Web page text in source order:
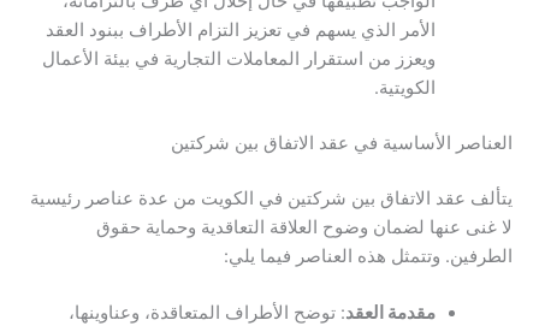
الأمر الذي يسهم في تعزيز التزام الأطراف ببنود العقد
ويعزز من استقرار المعاملات التجارية في بيئة الأعمال
الكويتية.
العناصر الأساسية في عقد الاتفاق بين شركتين
يتألف عقد الاتفاق بين شركتين في الكويت من عدة عناصر رئيسية
لا غنى عنها لضمان وضوح العلاقة التعاقدية وحماية حقوق
الطرفين. وتتمثل هذه العناصر فيما يلي:
مقدمة العقد: توضح الأطراف المتعاقدة، وعناوينها،